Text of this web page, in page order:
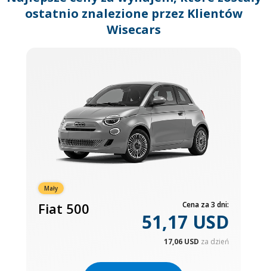
ostatnio znalezione przez Klientów
Wisecars
Mały
Fiat 500 Cena za 3 dni:
51,17 USD
17,06 USD za dzień